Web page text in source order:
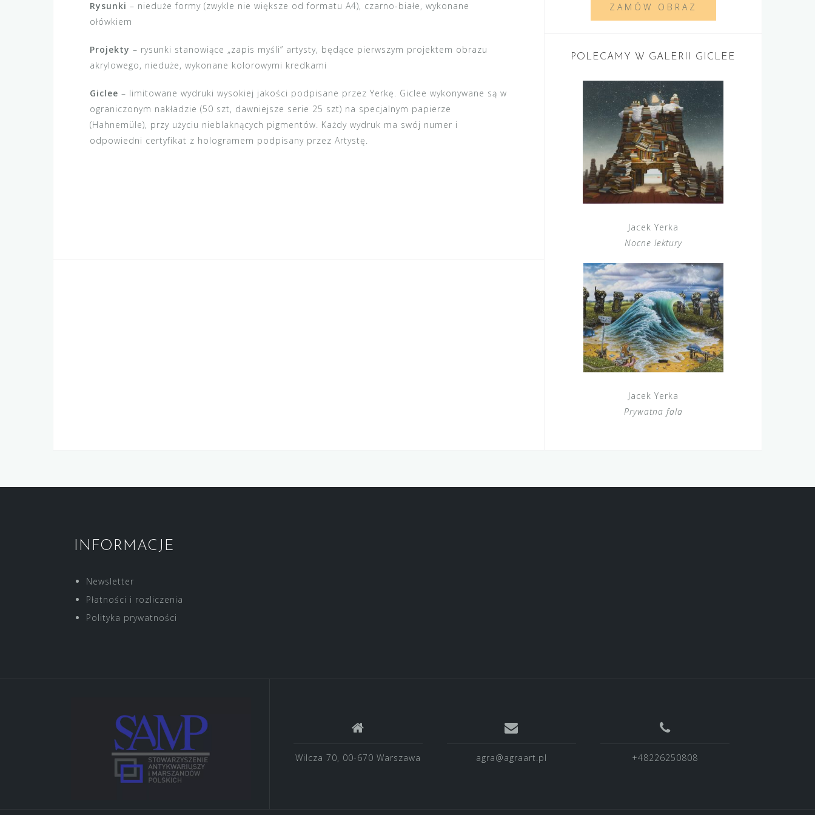
Rysunki – nieduże formy (zwykle nie większe od formatu A4), czarno-białe, wykonane
ołówkiem
Projekty – rysunki stanowiące „zapis myśli” artysty, będące pierwszym projektem obrazu
akrylowego, nieduże, wykonane kolorowymi kredkami
Giclee – limitowane wydruki wysokiej jakości podpisane przez Yerkę. Giclee wykonywane są w
ograniczonym nakładzie (50 szt, dawniejsze serie 25 szt) na specjalnym papierze
(Hahnemüle), przy użyciu nieblaknących pigmentów. Każdy wydruk ma swój numer i
odpowiedni certyfikat z hologramem podpisany przez Artystę.
ZAMÓW OBRAZ
POLECAMY W GALERII GICLEE
Jacek Yerka
Nocne lektury
Jacek Yerka
Prywatna fala
INFORMACJE
Newsletter
Płatności i rozliczenia
Polityka prywatności
Wilcza 70, 00-670 Warszawa agra@agraart.pl +48226250808